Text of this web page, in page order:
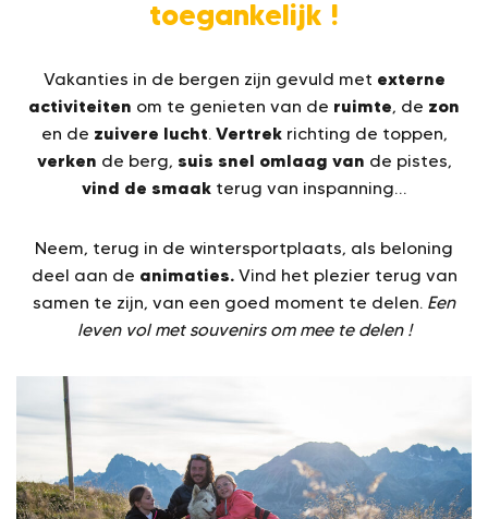
toegankelijk !
Vakanties in de bergen zijn gevuld met externe
activiteiten om te genieten van de ruimte, de zon
en de zuivere lucht. Vertrekrichting de toppen,
verken de berg, suis snel omlaag van de pistes,
vind de smaak terug van inspanning…
Neem, terug in de wintersportplaats, als beloning
deel aan de animaties.Vind het plezier terug van
samen te zijn, van een goed moment te delen. Een
leven vol met souvenirs om mee te delen !